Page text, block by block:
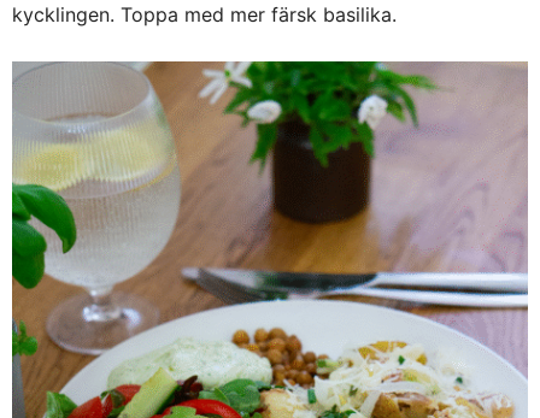
kycklingen. Toppa med mer färsk basilika.